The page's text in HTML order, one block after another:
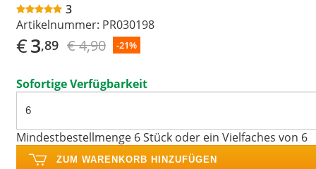
3
Artikelnummer: PR030198
€3,89 € 4,90 -21%
Sofortige Verfügbarkeit
Mindestbestellmenge 6 Stück oder ein Vielfaches von 6
ZUM WARENKORB HINZUFÜGEN